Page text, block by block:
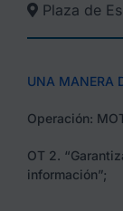
Plaza de
UNA MANERA
Operación:
OT 2.
información”;